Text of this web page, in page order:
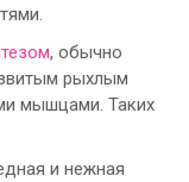
, обычно
рыхлым
мышцами. Таких
и нежная